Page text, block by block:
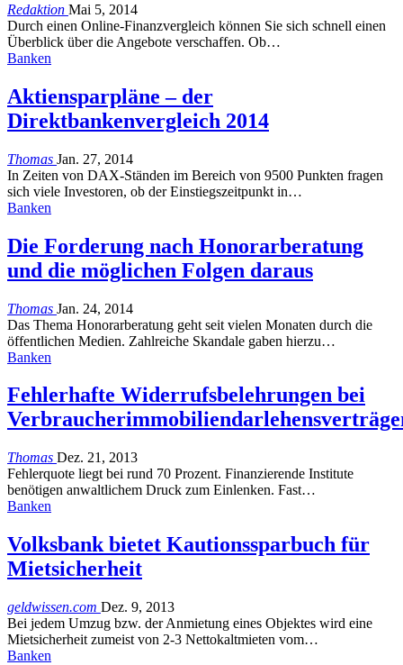
Redaktion Mai 5, 2014
Durch einen Online-Finanzvergleich können Sie sich schnell einen
Überblick über die Angebote verschaffen. Ob…
Banken
Aktiensparpläne – der
Direktbankenvergleich 2014
Thomas Jan. 27, 2014
In Zeiten von DAX-Ständen im Bereich von 9500 Punkten fragen
sich viele Investoren, ob der Einstiegszeitpunkt in…
Banken
Die Forderung nach Honorarberatung
und die möglichen Folgen daraus
Thomas Jan. 24, 2014
Das Thema Honorarberatung geht seit vielen Monaten durch die
öffentlichen Medien. Zahlreiche Skandale gaben hierzu…
Banken
Fehlerhafte Widerrufsbelehrungen bei
Thomas Dez. 21, 2013
Fehlerquote liegt bei rund 70 Prozent. Finanzierende Institute
benötigen anwaltlichem Druck zum Einlenken. Fast…
Banken
Volksbank bietet Kautionssparbuch für
Mietsicherheit
geldwissen.com Dez. 9, 2013
Bei jedem Umzug bzw. der Anmietung eines Objektes wird eine
Mietsicherheit zumeist von 2-3 Nettokaltmieten vom…
Banken